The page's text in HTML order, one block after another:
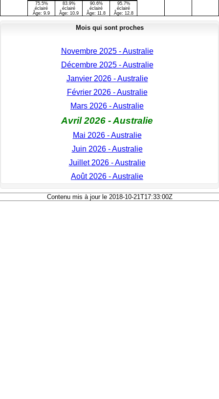
75.5%
éclairé
Âge: 9.9
83.9%
éclairé
Âge: 10.9
90.6%
éclairé
Âge: 11.8
95.7%
éclairé
Âge: 12.8
Mois qui sont proches
Novembre 2025 - Australie
Décembre 2025 - Australie
Janvier 2026 - Australie
Février 2026 - Australie
Mars 2026 - Australie
Avril 2026 - Australie
Mai 2026 - Australie
Juin 2026 - Australie
Juillet 2026 - Australie
Août 2026 - Australie
Contenu mis à jour le 2018-10-21T17:33:00Z